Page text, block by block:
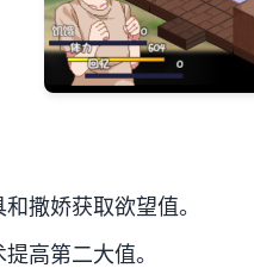
撒娇获取欲望值。
高第二大值。